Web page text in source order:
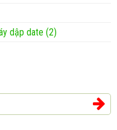
dập date (2)